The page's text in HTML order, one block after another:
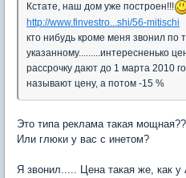
Кстате, наш дом уже построен!!!
http://www.finvestro...shi/56-mitischi
кто нибудь кроме меня звонил по
указанному.........интересненько
рассрочку дают до 1 марта 2010
называют цену, а потом -15 %
Это типа реклама такая
Или глюки у вас с инетом?
Я звонил..... Цена такая же, как